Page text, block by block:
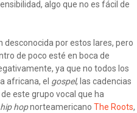
algo que no es fácil de
desconocida por estos lares, pero
de poco esté en boca de
ya que no todos los
africana, el gospel, las cadencias
este grupo vocal que ha
hip hopnorteamericano The Roots,